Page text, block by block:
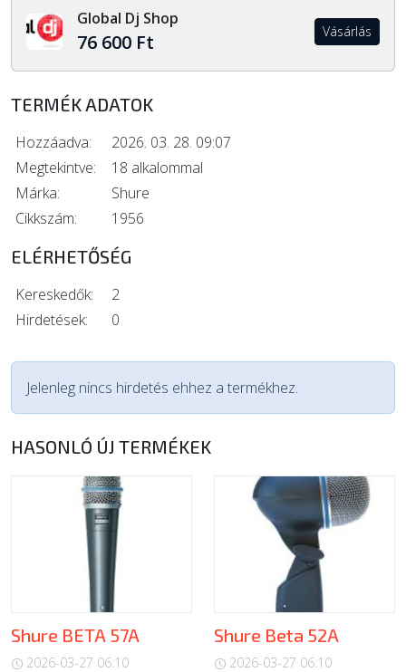
Global Dj Shop
76 600 Ft Vásárlás
TERMÉK ADATOK
Hozzáadva:
2026. 03. 28. 09:07
Megtekintve:
18 alkalommal
Márka:
Shure
Cikkszám:
1956
ELÉRHETŐSÉG
Kereskedők:
2
Hirdetések:
0
Jelenleg nincs hirdetés ehhez a termékhez.
HASONLÓ ÚJ TERMÉKEK
Shure BETA 57A
2026-03-27 06:10
Shure Beta 52A
2026-03-27 06:10